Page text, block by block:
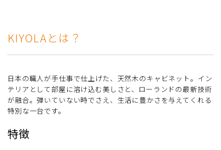
KIYOLAとは？
日本の職人が手仕事で仕上げた、天然木のキャビネット。イン
テリアとして部屋に溶け込む美しさと、ローランドの最新技術
が融合。弾いていない時でさえ、生活に豊かさを与えてくれる
特別な一台です。
特徴